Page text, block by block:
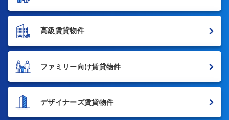
高級賃貸物件
ファミリー向け賃貸物件
デザイナーズ賃貸物件